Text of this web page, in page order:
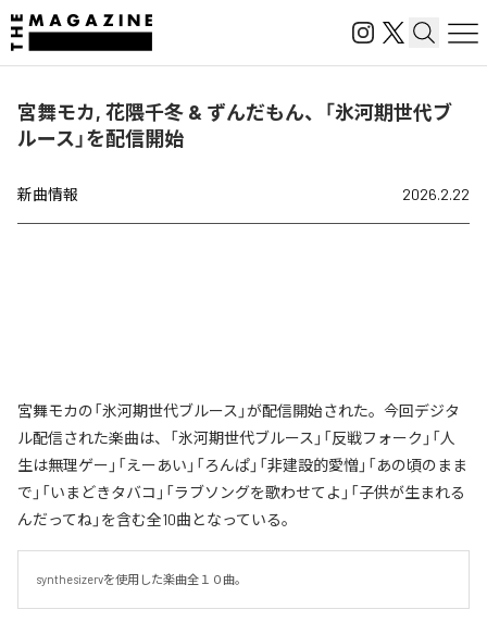
宮舞モカ, 花隈千冬 & ずんだもん、「氷河期世代ブ
ルース」を配信開始
新曲情報 2026.2.22
宮舞モカの「氷河期世代ブルース」が配信開始された。今回デジタ
ル配信された楽曲は、「氷河期世代ブルース」「反戦フォーク」「人
生は無理ゲー」「えーあい」「ろんぱ」「非建設的愛憎」「あの頃のまま
で」「いまどきタバコ」「ラブソングを歌わせてよ」「子供が生まれる
んだってね」を含む全10曲となっている。
synthesizervを使用した楽曲全１０曲。